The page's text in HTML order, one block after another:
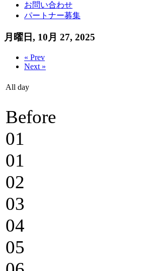
お問い合わせ
パートナー募集
月曜日, 10月 27, 2025
« Prev
Next »
All day
Before
01
01
02
03
04
05